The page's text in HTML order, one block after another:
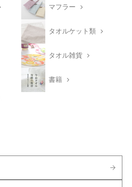
マフラー
タオルケット類
タオル雑貨
書籍